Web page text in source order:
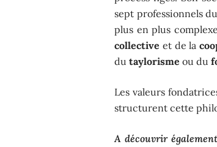
sept professionnels du
plus en plus
collective et de la
dutaylorisme ou du
Les valeurs
structurent cette
A découvrir